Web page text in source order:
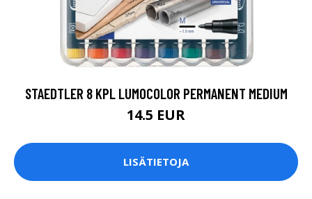
STAEDTLER 8 KPL LUMOCOLOR PERMANENT MEDIUM
14.5 EUR
LISÄTIETOJA